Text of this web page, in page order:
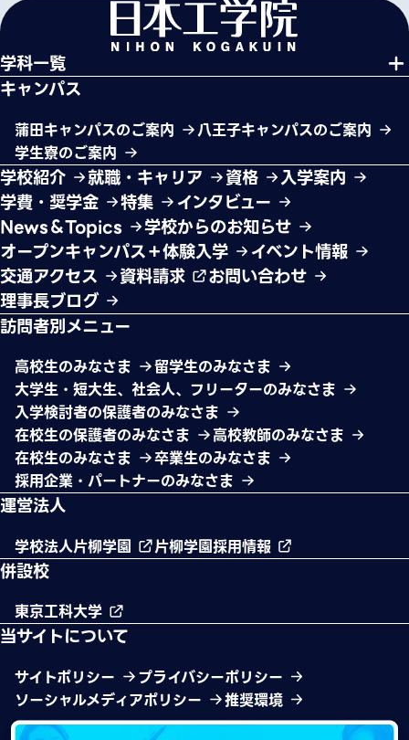
学科一覧
キャンパス
蒲田キャンパスのご案内
八王子キャンパスのご案内
学生寮のご案内
学校紹介 就職・キャリア 資格
入学案内
学費・奨学金
特集
インタビュー
News＆Topics
学校からのお知らせ
オープンキャンパス＋体験入学
イベント情報
交通アクセス
資料請求
お問い合わせ
理事長ブログ
訪問者別メニュー
高校生のみなさま
留学生のみなさま
大学生・短大生、社会人、フリーターのみなさま
入学検討者の保護者のみなさま
在校生の保護者のみなさま
高校教師のみなさま
在校生のみなさま
卒業生のみなさま
採用企業・パートナーのみなさま
運営法人
学校法人片柳学園 片柳学園採用情報
併設校
東京工科大学
当サイトについて
サイトポリシー
プライバシーポリシー
ソーシャルメディアポリシー
推奨環境